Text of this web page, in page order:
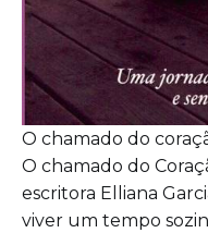
O chamado do
O chamado do
escritora Elliana
viver um tempo